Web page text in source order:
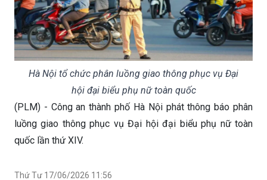
Hà Nội tổ chức phân luồng giao thông phục vụ Đại
hội đại biểu phụ nữ toàn quốc
(PLM) - Công an thành phố Hà Nội phát thông báo phân
luồng giao thông phục vụ Đại hội đại biểu phụ nữ toàn
quốc lần thứ XIV.
Thứ Tư 17/06/2026 11:56